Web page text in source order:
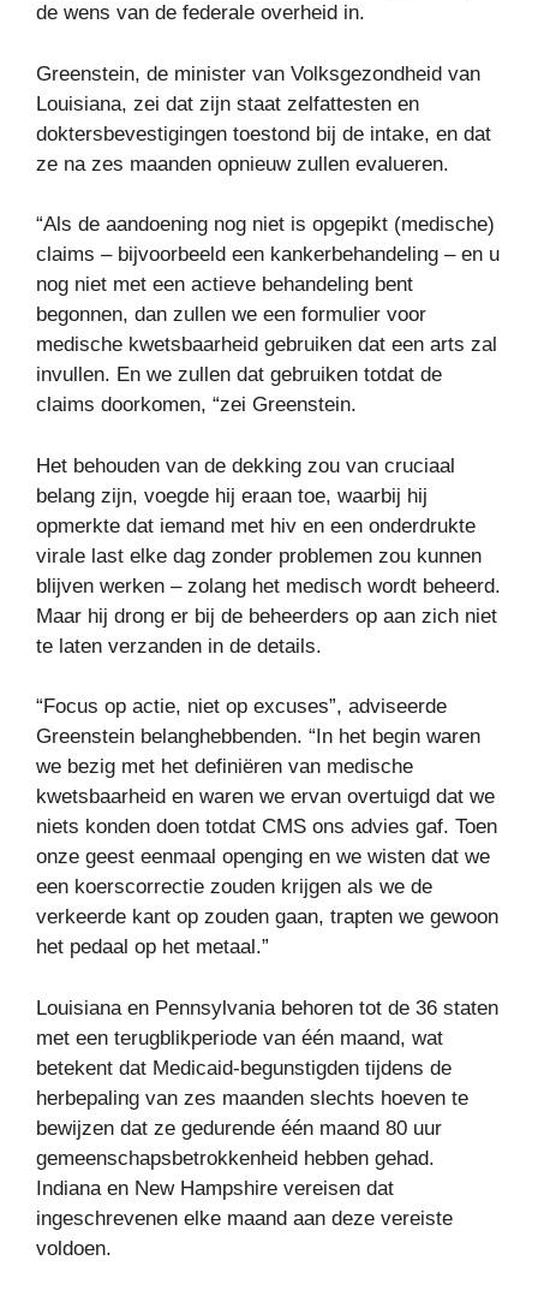
de wens van de federale overheid in.
Greenstein, de minister van Volksgezondheid van
Louisiana, zei dat zijn staat zelfattesten en
doktersbevestigingen toestond bij de intake, en dat
ze na zes maanden opnieuw zullen evalueren.
“Als de aandoening nog niet is opgepikt (medische)
claims – bijvoorbeeld een kankerbehandeling – en u
nog niet met een actieve behandeling bent
begonnen, dan zullen we een formulier voor
medische kwetsbaarheid gebruiken dat een arts zal
invullen. En we zullen dat gebruiken totdat de
claims doorkomen, “zei Greenstein.
Het behouden van de dekking zou van cruciaal
belang zijn, voegde hij eraan toe, waarbij hij
opmerkte dat iemand met hiv en een onderdrukte
virale last elke dag zonder problemen zou kunnen
blijven werken – zolang het medisch wordt beheerd.
Maar hij drong er bij de beheerders op aan zich niet
te laten verzanden in de details.
“Focus op actie, niet op excuses”, adviseerde
Greenstein belanghebbenden. “In het begin waren
we bezig met het definiëren van medische
kwetsbaarheid en waren we ervan overtuigd dat we
niets konden doen totdat CMS ons advies gaf. Toen
onze geest eenmaal openging en we wisten dat we
een koerscorrectie zouden krijgen als we de
verkeerde kant op zouden gaan, trapten we gewoon
het pedaal op het metaal.”
Louisiana en Pennsylvania behoren tot de 36 staten
met een terugblikperiode van één maand, wat
betekent dat Medicaid-begunstigden tijdens de
herbepaling van zes maanden slechts hoeven te
bewijzen dat ze gedurende één maand 80 uur
gemeenschapsbetrokkenheid hebben gehad.
Indiana en New Hampshire vereisen dat
ingeschrevenen elke maand aan deze vereiste
voldoen.